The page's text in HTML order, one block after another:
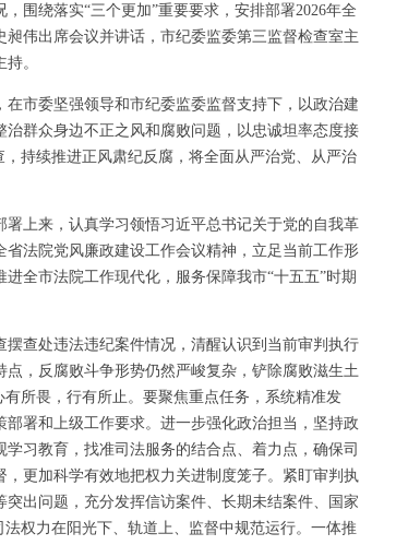
围绕落实“三个更加”重要要求，安排部署2026年全
伟出席会议并讲话，市纪委监委第三监督检查室主
。
市委坚强领导和市纪委监委监督支持下，以政治建
群众身边不正之风和腐败问题，以忠诚坦率态度接
持续推进正风肃纪反腐，将全面从严治党、从严治
上来，认真学习领悟习近平总书记关于党的自我革
法院党风廉政建设工作会议精神，立足当前工作形
全市法院工作现代化，服务保障我市“十五五”时期
查处违法违纪案件情况，清醒认识到当前审判执行
，反腐败斗争形势仍然严峻复杂，铲除腐败滋生土
所畏，行有所止。要聚焦重点任务，系统精准发
署和上级工作要求。进一步强化政治担当，坚持政
习教育，找准司法服务的结合点、着力点，确保司
更加科学有效地把权力关进制度笼子。紧盯审判执
出问题，充分发挥信访案件、长期未结案件、国家
权力在阳光下、轨道上、监督中规范运行。一体推